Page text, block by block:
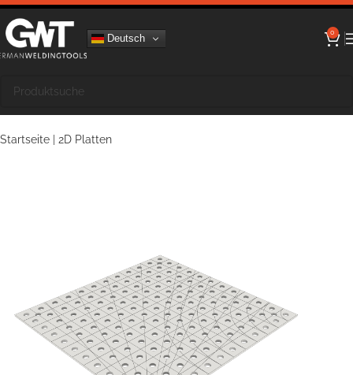
Deutsch 0
Startseite 2D Platten